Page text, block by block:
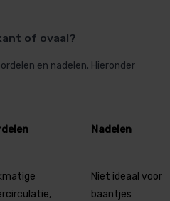
of ovaal?
en nadelen. Hieronder
Nadelen
Niet ideaal voor
baantjes